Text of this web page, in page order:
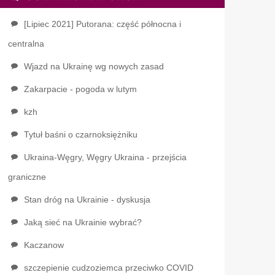
[Lipiec 2021] Putorana: część północna i
centralna
Wjazd na Ukrainę wg nowych zasad
Zakarpacie - pogoda w lutym
kzh
Tytuł baśni o czarnoksiężniku
Ukraina-Węgry, Węgry Ukraina - przejścia
graniczne
Stan dróg na Ukrainie - dyskusja
Jaką sieć na Ukrainie wybrać?
Kaczanow
szczepienie cudzoziemca przeciwko COVID